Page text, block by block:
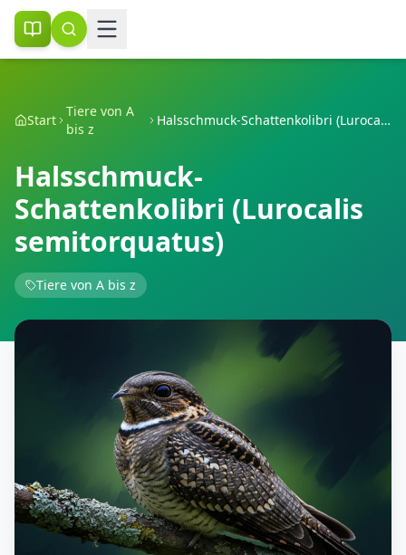
Start
Tiere von A
bis z
Halsschmuck-Schattenkolibri (Lurocalis semitorquatus)
Halsschmuck-
Schattenkolibri (Lurocalis
semitorquatus)
Tiere von A bis z